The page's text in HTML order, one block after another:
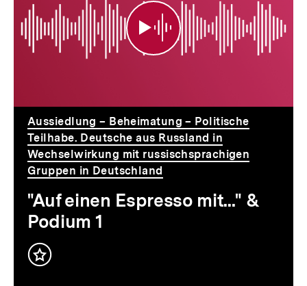
Espresso
mit..."
Aussiedlung – Beheimatung – Politische
Teilhabe. Deutsche aus Russland in
Wechselwirkung mit russischsprachigen
Gruppen in Deutschland
"Auf einen Espresso mit..." &
Podium 1
Inhalt